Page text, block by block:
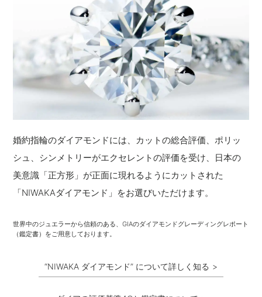
婚約指輪のダイアモンドには、カットの総合評価、ポリッ
シュ、シンメトリーがエクセレントの評価を受け、日本の
美意識「正方形」が正面に現れるようにカットされた
「NIWAKAダイアモンド」をお選びいただけます。
世界中のジュエラーから信頼のある、GIAのダイアモンドグレーディングレポート
（鑑定書）をご用意しております。
“NIWAKA ダイアモンド” について詳しく知る